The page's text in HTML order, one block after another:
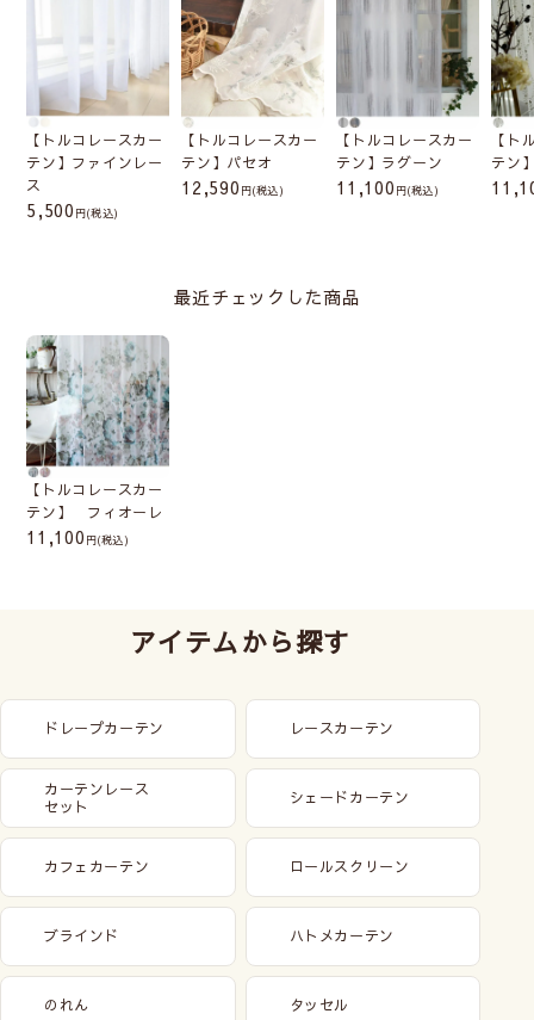
【トルコレースカー
テン】ファインレー
ス
5,500 (税込)
【トルコレースカー
テン】パセオ
12,590 (税込)
【トルコレースカー
テン】ラグーン
11,100 (税込)
【ト
テン
最近チェックした商品
【トルコレースカー
テン】 フィオーレ
11,100 (税込)
アイテムから探す
ドレープカーテン レースカーテン
カーテンレース
セット
シェードカーテン
カフェカーテン ロールスクリーン
ブラインド ハトメカーテン
のれん タッセル